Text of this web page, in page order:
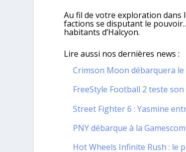
Au fil de votre exploration dans
factions se disputant le
habitants d’Halcyon.
Lire aussi nos dernières news :
Crimson Moon débarquera
FreeStyle Football 2 teste
Street Fighter 6 : Yasmine
PNY débarque à la
Hot Wheels Infinite Rush : le